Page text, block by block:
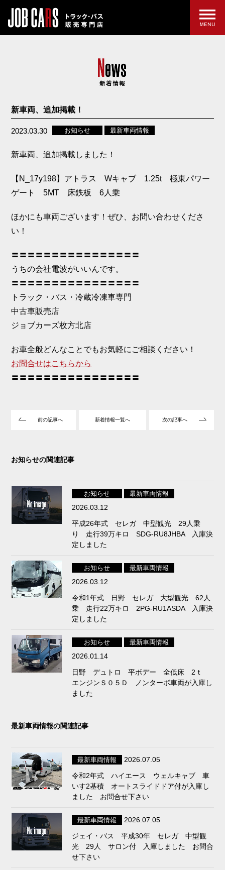
新車両、追加掲載！
2023.03.30 お知らせ 最新車両情報
新車両、追加掲載しました！
【N_17y198】アトラス Wキャブ 1.25t 極東パワー
ゲート 5MT 床鉄板 6人乗
ほかにも車両ございます！ぜひ、お問い合わせくださ
い！
〓〓〓〓〓〓〓〓〓〓〓〓〓〓〓〓
うちの会社電波がいいんです。
〓〓〓〓〓〓〓〓〓〓〓〓〓〓〓〓
トラック・バス・冷蔵冷凍車専門
中古車販売店
ジョブカーズ枚方北店
お車全般どんなことでもお気軽にご相談ください！
お問合せはこちらから
〓〓〓〓〓〓〓〓〓〓〓〓〓〓〓〓
前の記事へ 新着情報一覧へ 次の記事へ
お知らせの関連記事
お知らせ 最新車両情報
2026.03.12
平成26年式 セレガ 中型観光 29人乗
り 走行39万キロ SDG-RU8JHBA 入庫決
定しました
お知らせ 最新車両情報
2026.03.12
令和1年式 日野 セレガ 大型観光 62人
乗 走行22万キロ 2PG-RU1ASDA 入庫決
定しました
お知らせ 最新車両情報
2026.01.14
日野 デュトロ 平ボデー 全低床 2ｔ
エンジンＳ０５Ｄ ノンターボ車両が入庫し
ました
最新車両情報の関連記事
最新車両情報
2026.07.05
令和2年式 ハイエース ウェルキャブ 車
いす2基積 オートスライドドア付が入庫し
ました お問合せ下さい
最新車両情報
2026.07.05
ジェイ・バス 平成30年 セレガ 中型観
光 29人 サロン付 入庫しました お問合
せ下さい